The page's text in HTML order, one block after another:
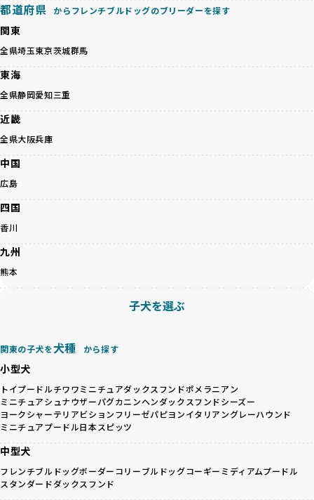
BreederFamiliesでは、すべてのブリーダーを書類審査、直
接のヒアリング、現地確認を通じて厳しく評価しています。
ーダー自身の理念や姿勢までも丁寧に確認しています。
さらに、こうした評価結果は透明性を持って公開されている
だけます。
徹底した透明性こそが、BreederFamiliesの大きな特徴で
BreederFamiliesは、ペット業界が抱える命の大量生産・大
題に真摯に向き合っています。優良ブリーダーとの直接取引
を促進することで、無駄な命の消費を減らし、命を大切にす
さらに、売上の一部を保護団体や保護団体を支援する公益法
人へ寄付しています。多くのペット販売業者が、動物福祉へ
BreederFamiliesはその姿勢が評価され、寄付が実現してい
護活動の支援にも貢献しています。
な一歩です。ユーザーの皆さんがBreederFamiliesを通じて
子犬をお迎えすることで、こうした社会貢献活動を間接的に
BreederFamiliesに登録されているブリーダーは、子犬が心
身ともに健康に育つための環境づくりに全力を注いでいま
遺伝的なリスクを最小限に抑えた繁殖計画、栄養バランスが
考えられた食事、子犬がのびのびと動ける適度な運動環境、
さらに獣医師と連携した健康管理まで徹底しています。
境は、ストレスや感染リスクを増大させるだけでなく、ワン
ちゃんの社会性や基本的なしつけにも悪影響を与える可能性
があります。
優良ブリーダーは、ワンちゃんの健康と幸せを第一に考え、
ペットショップやオークションを介さずに直接飼い主に渡す
ことを大切にしています。また、彼らはお迎え先を自身で確
認し、ワンちゃんが安心して暮らせる環境を整えるために直
接の引き渡しを基本とします。
一方で、営利優先ブリーダーは、広範囲に販売するためにペ
ットショップやオークションを活用し、子犬の心身への影響
を軽視しがちです。
「ペットショップ等を使わない」の詳細はこちら
近年、「小さくて可愛い」「珍しい毛色」という見た目の特
徴が人気を集め、高値で取引されることが多くなっていま
す。しかし、こうした特徴には健康リスクが伴う場合が少な
くありません。極小サイズは骨や心臓に負担がかかりやす
く、レアカラーには遺伝疾患のリスクが高まることがありま
す。
な繁殖を行いがちです。小柄な母犬を繁殖に多用して体に負
うな方法では、ワンちゃんの免疫力や体力が低下し、飼い主
にとっても将来的な医療費やケアの負担が増える恐れがあり
ます。
優良ブリーダーは、こうした流行に流されず、ワンちゃんの
健康を最優先に考えています。特に小さいワンちゃんやレア
カラーの子犬を販売する場合は、健康リスクを十分に理解
事管理もしっかり行い、成長に必要な栄養を確保するなど、
ワンちゃんの健康を第一にした繁殖を心がけています。
「見た目以上に健康重視」の詳細はこちら
都道府県 からフレンチブルドッグのブリーダーを探す
関東
全県埼玉東京茨城群馬
東海
全県静岡愛知三重
近畿
全県大阪兵庫
中国
広島
四国
香川
九州
熊本
子犬を選ぶ
関東の子犬を犬種 から探す
小型犬
トイプードルチワワミニチュアダックスフンドポメラニアン
ミニチュアシュナウザーパグカニンヘンダックスフンドシーズー
ヨークシャーテリアビションフリーゼパピヨンイタリアングレーハウンド
ミニチュアプードル日本スピッツ
中型犬
フレンチブルドッグボーダーコリーブルドッグコーギー ミディアムプードル
スタンダードダックスフンド